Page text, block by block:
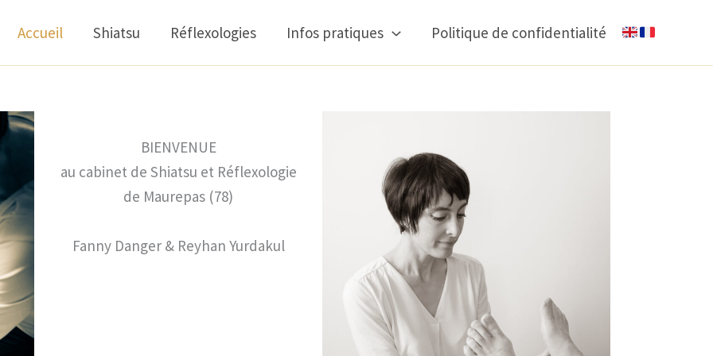
Accueil Shiatsu Réflexologies Infos pratiques Politique de confidentialité
BIENVENUE
au cabinet de Shiatsu et Réflexologie
de Maurepas (78)
Fanny Danger & Reyhan Yurdakul